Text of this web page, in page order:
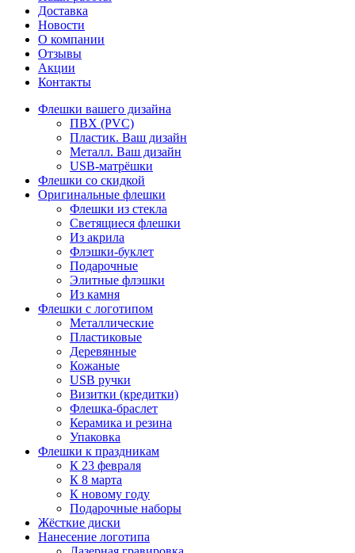
Доставка
Новости
О компании
Отзывы
Акции
Контакты
Флешки вашего дизайна
ПВХ (PVC)
Пластик. Ваш дизайн
Металл. Ваш дизайн
USB-матрёшки
Флешки со скидкой
Оригинальные флешки
Флешки из стекла
Светящиеся флешки
Из акрила
Флэшки-буклет
Подарочные
Элитные флэшки
Из камня
Флешки с логотипом
Металлические
Пластиковые
Деревянные
Кожаные
USB ручки
Визитки (кредитки)
Флешка-браслет
Керамика и резина
Упаковка
Флешки к праздникам
К 23 февраля
К 8 марта
К новому году
Подарочные наборы
Жёсткие диски
Нанесение логотипа